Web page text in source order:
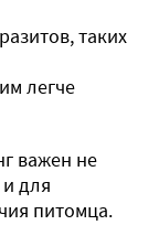
таких
легче
важен не
для
питомца.